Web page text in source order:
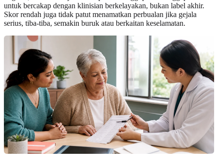
untuk bercakap dengan klinisian berkelayakan, bukan label akhir.
Skor rendah juga tidak patut menamatkan perbualan jika gejala
serius, tiba-tiba, semakin buruk atau berkaitan keselamatan.